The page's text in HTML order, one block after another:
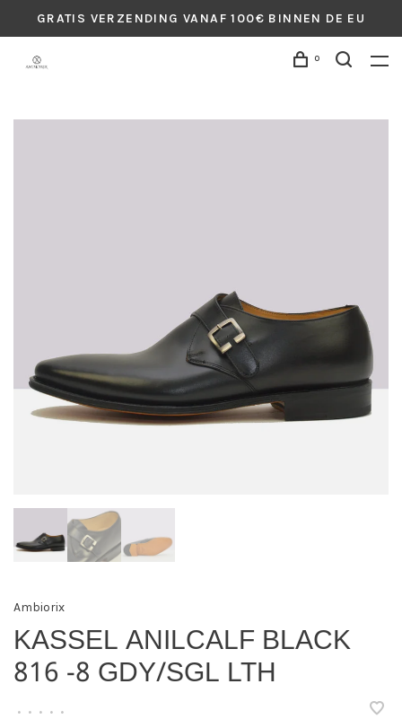
GRATIS VERZENDING VANAF 100€ BINNEN DE EU
0
Ambiorix
KASSEL ANILCALF BLACK
816 -8 GDY/SGL LTH
• • • • •